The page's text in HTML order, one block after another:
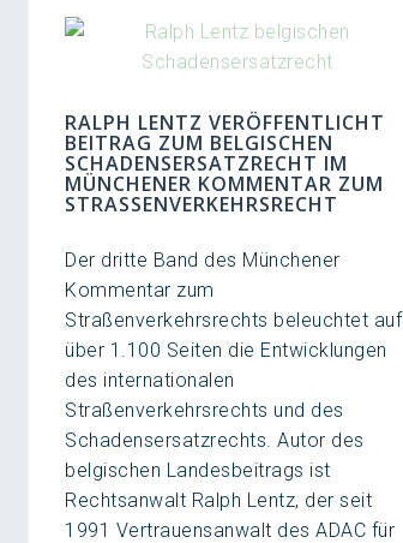
RALPH LENTZ VERÖFFENTLICHT
BEITRAG ZUM BELGISCHEN
SCHADENSERSATZRECHT IM
MÜNCHENER KOMMENTAR ZUM
STRASSENVERKEHRSRECHT
Der dritte Band des Münchener
Kommentar zum
Straßenverkehrsrechts beleuchtet auf
über 1.100 Seiten die Entwicklungen
des internationalen
Straßenverkehrsrechts und des
Schadensersatzrechts. Autor des
belgischen Landesbeitrags ist
Rechtsanwalt Ralph Lentz, der seit
1991 Vertrauensanwalt des ADAC für